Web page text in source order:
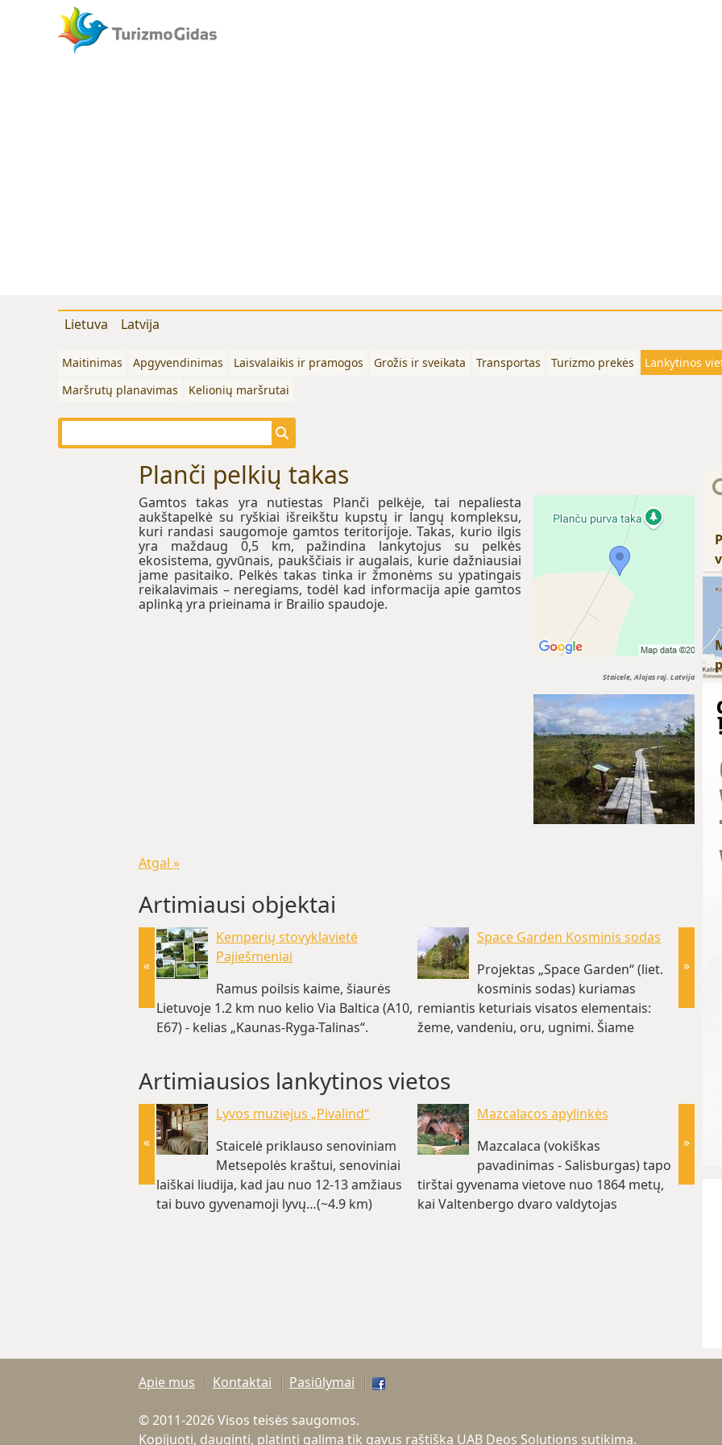
Lietuva Latvija
Maitinimas Apgyvendinimas Laisvalaikis ir pramogos Grožis ir sveikata Transportas Turizmo prekės Lankytinos
Maršrutų planavimas
Kelionių maršrutai
Planči pelkių takas
Staicele, Alojas raj. Latvija
Gamtos takas yra nutiestas Planči pelkėje, tai nepaliesta
aukštapelkė su ryškiai išreikštu kupstų ir langų kompleksu,
kuri randasi saugomoje gamtos teritorijoje. Takas, kurio ilgis
yra maždaug 0,5 km, pažindina lankytojus su pelkės
ekosistema, gyvūnais, paukščiais ir augalais, kurie dažniausiai
jame pasitaiko. Pelkės takas tinka ir žmonėms su ypatingais
reikalavimais – neregiams, todėl kad informacija apie gamtos
aplinką yra prieinama ir Brailio spaudoje.
Atgal »
Artimiausi objektai
Kemperių stovyklavietė
Pajiešmeniai
Ramus poilsis kaime, šiaurės
Lietuvoje 1.2 km nuo kelio Via Baltica (A10,
E67) - kelias „Kaunas-Ryga-Talinas“.
Space Garden Kosminis sodas
Projektas „Space Garden“ (liet.
kosminis sodas) kuriamas
remiantis keturiais visatos elementais:
žeme, vandeniu, oru, ugnimi. Šiame
»
«
Artimiausios lankytinos vietos
Lyvos muziejus „Pivalind“
Staicelė priklauso senoviniam
Metsepolės kraštui, senoviniai
laiškai liudija, kad jau nuo 12-13 amžiaus
tai buvo gyvenamoji lyvų…(~4.9 km)
Mazcalacos apylinkės
Mazcalaca (vokiškas
pavadinimas - Salisburgas) tapo
tirštai gyvenama vietove nuo 1864 metų,
kai Valtenbergo dvaro valdytojas
»
«
Apie mus Kontaktai Pasiūlymai
© 2011-2026 Visos teisės saugomos.
Kopijuoti, dauginti, platinti galima tik gavus raštišką UAB Deos Solutions sutikimą.